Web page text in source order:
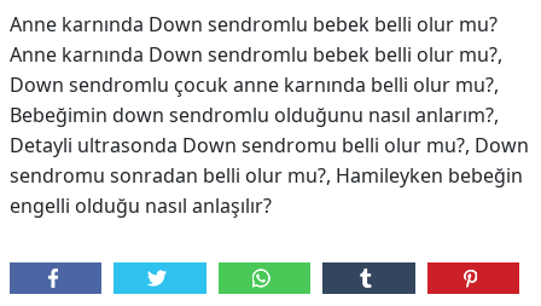
Anne karnında Down sendromlu bebek belli olur mu?
Anne karnında Down sendromlu bebek belli olur mu?,
Down sendromlu çocuk anne karnında belli olur mu?,
Bebeğimin down sendromlu olduğunu nasıl anlarım?,
Detayli ultrasonda Down sendromu belli olur mu?, Down
sendromu sonradan belli olur mu?, Hamileyken bebeğin
engelli olduğu nasıl anlaşılır?